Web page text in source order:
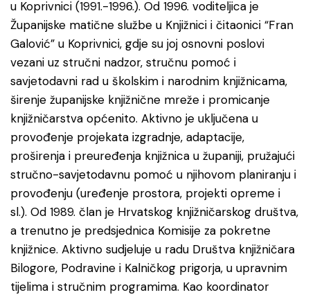
u Koprivnici (1991.-1996.). Od 1996. voditeljica je
Županijske matične službe u Knjižnici i čitaonici “Fran
Galović” u Koprivnici, gdje su joj osnovni poslovi
vezani uz stručni nadzor, stručnu pomoć i
savjetodavni rad u školskim i narodnim knjižnicama,
širenje županijske knjižnične mreže i promicanje
knjižničarstva općenito. Aktivno je uključena u
provođenje projekata izgradnje, adaptacije,
proširenja i preuređenja knjižnica u županiji, pružajući
stručno-savjetodavnu pomoć u njihovom planiranju i
provođenju (uređenje prostora, projekti opreme i
sl.). Od 1989. član je Hrvatskog knjižničarskog društva,
a trenutno je predsjednica Komisije za pokretne
knjižnice. Aktivno sudjeluje u radu Društva knjižničara
Bilogore, Podravine i Kalničkog prigorja, u upravnim
tijelima i stručnim programima. Kao koordinator